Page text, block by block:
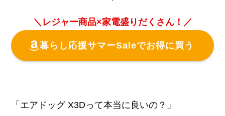
＼レジャー商品×家電盛りだくさん！／
暮らし応援サマーSaleでお得に買う
「エアドッグ X3Dって本当に良いの？」